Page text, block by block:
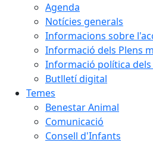
Agenda
Notícies generals
Informacions sobre
Informació dels Plens
Informació política
Butlletí digital
Temes
Benestar Animal
Comunicació
Consell d'Infants